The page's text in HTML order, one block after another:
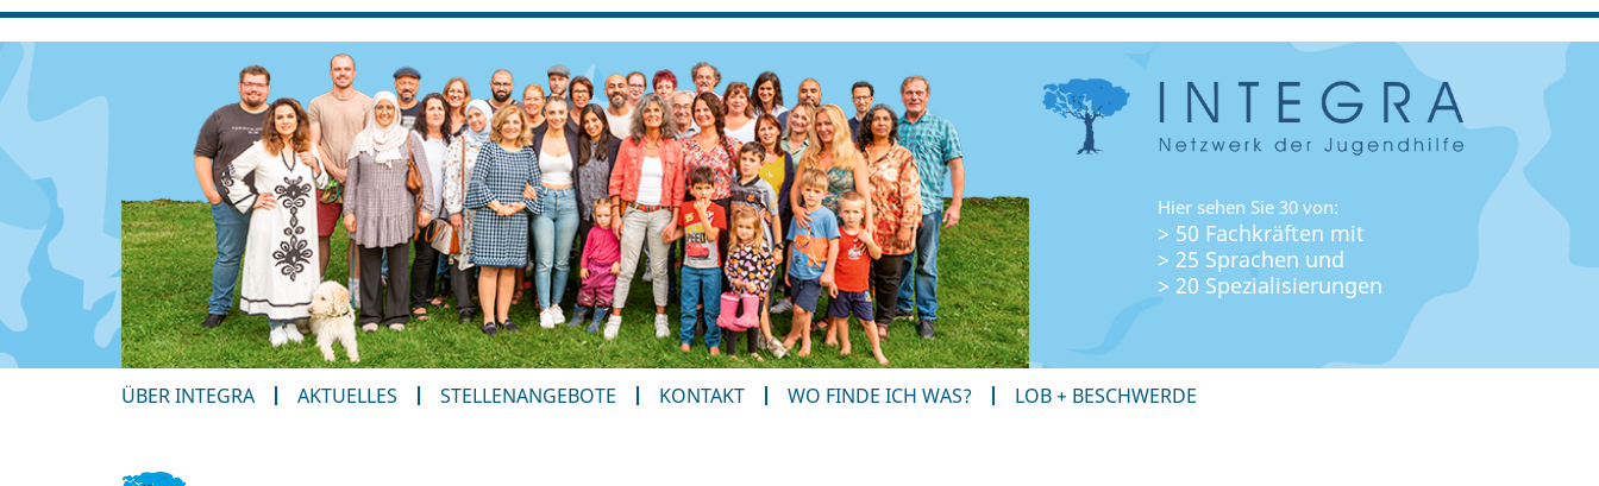
Hier sehen Sie 30 von:
> 50 Fachkräften mit
> 25 Sprachen und
> 20 Spezialisierungen
ÜBER INTEGRA AKTUELLES STELLENANGEBOTE KONTAKT WO FINDE ICH WAS? LOB + BESCHWERDE